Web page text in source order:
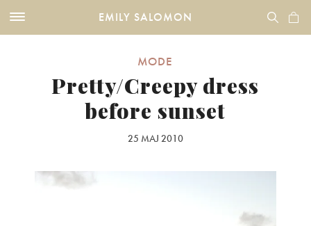
EMILY SALOMON
MODE
Pretty/Creepy dress
before sunset
25 MAJ 2010